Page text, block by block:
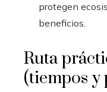
protegen
beneficios.
Ruta
(tiempos